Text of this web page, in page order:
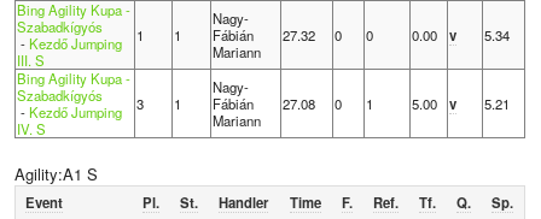
Bing Agility Kupa -
Szabadkígyós
-Kezdő Jumping
III. S
1 1
Nagy-
Fábián
Mariann
27.32 0 0 0.00 v 5.34
Bing Agility Kupa -
Szabadkígyós
-Kezdő Jumping
IV. S
3 1
Nagy-
Fábián
Mariann
27.08 0 1 5.00 v 5.21
Agility:A1 S
Event Pl. St. Handler Time F. Ref. Tf. Q.
Sp.